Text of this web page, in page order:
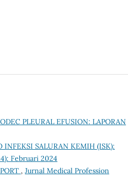
PLEURAL EFUSION: LAPORAN
INFEKSI SALURAN KEMIH (ISK):
Februari 2024
, Jurnal Medical Profession